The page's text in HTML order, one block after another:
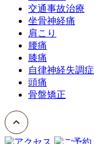
交通事故治療
坐骨神経痛
肩こり
腰痛
膝痛
自律神経失調症
頭痛
骨盤矯正